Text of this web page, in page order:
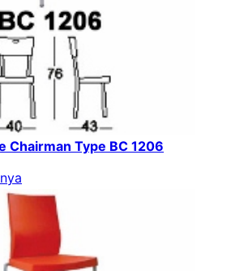
Chairman Type BC 1206